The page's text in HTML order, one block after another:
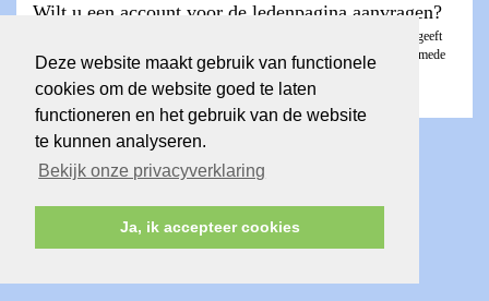
Deze website maakt gebruik van functionele
cookies om de website goed te laten
functioneren en het gebruik van de website
te kunnen analyseren.
Bekijk onze privacyverklaring
Ja, ik accepteer cookies
Wilt u een account voor de ledenpagina aanvragen?
. De ledenpagina is besloten en geeft
toegang tot Nieuwsbrieven, de KICK, fotoalbums en contactgegevens van mede
gemeenteleden.